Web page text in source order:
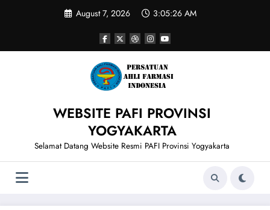
August 7, 2026 3:05:27 AM
WEBSITE PAFI PROVINSI
YOGYAKARTA
Selamat Datang Website Resmi PAFI Provinsi Yogyakarta